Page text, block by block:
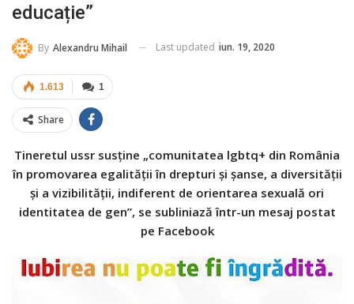
educație”
By Alexandru Mihail Last updated iun. 19, 2020
1
1.613
Share
Tineretul ussr susține „comunitatea lgbtq+ din România
în promovarea egalității în drepturi și șanse, a diversității
și a vizibilității, indiferent de orientarea sexuală ori
identitatea de gen”, se subliniază într-un mesaj postat
pe Facebook